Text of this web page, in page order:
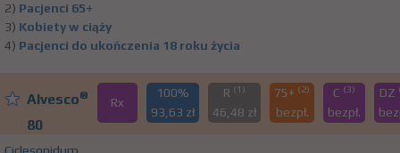
2) Pacjenci 65+
3) Kobiety w ciąży
4) Pacjenci do ukończenia 18 roku życia
Alvesco®
80
Rx
100%
93,63 zł
R (1)
46,48 zł
75+ (2)
bezpł.
C (3)
bezpł.
DZ